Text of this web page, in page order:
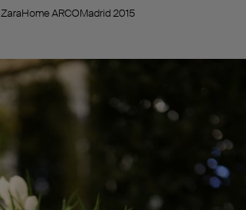
ZaraHome ARCOMadrid 2015